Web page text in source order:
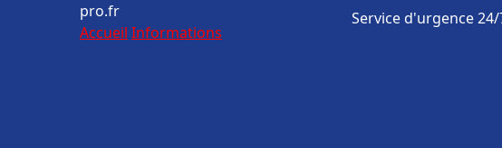
pro.fr
Accueil Informations
Service d'urgence